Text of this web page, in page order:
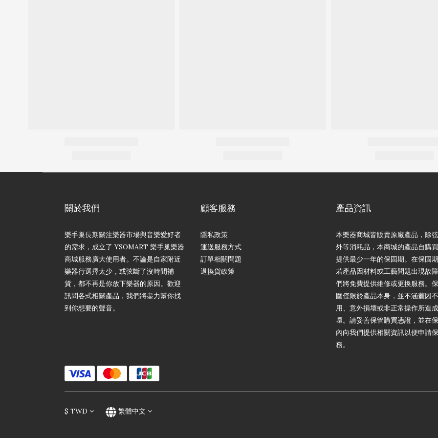
關於我們
樂手巢長期關注樂器市場與音樂愛好者
的需求，成立了 YSOMART 樂手巢樂器
商城服務廣大使用者。不論是自家附近
樂器行選擇太少，或弦斷了沒時間補
貨，都不再是你放下樂器的原因。歡迎
訊問各式相關產品，我們將盡力幫你找
到你想要的聲音。
顧客服務
隱私政策
運送服務方式
訂單相關問題
退換貨政策
產品資訊
本樂器商城皆販賣原廠產品，除
外等消耗品，本商城的產品自購
提供最少一年的保固期。在保固
若產品因材料或工藝問題出現故
們將免費提供維修或更換服務。
圍僅限於產品本身，並不涵蓋因
用、意外損壞或非正常操作所造
壞。請妥善保管購買憑證，並在
內向我們提供相關資訊以便申請
務。
$ TWD 繁體中文